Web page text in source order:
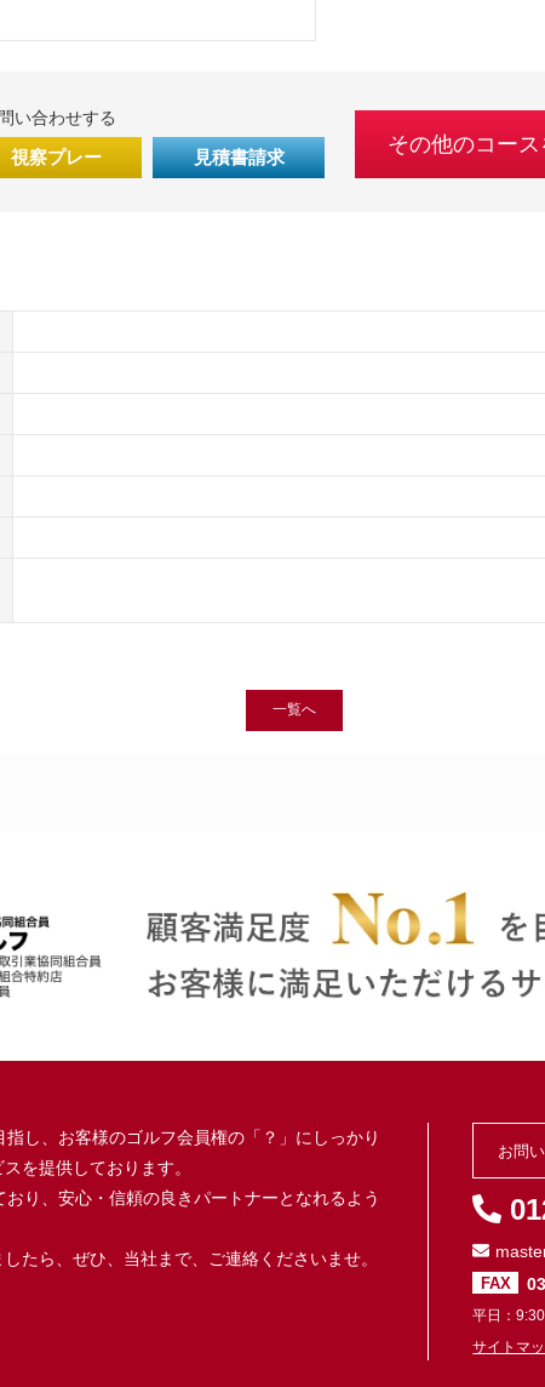
い合わせする
視察プレー 見積書請求
その他のコース
一覧へ
し、お客様のゴルフ会員権の「？」にしっかり
を提供しております。
り、安心・信頼の良きパートナーとなれるよう
たら、ぜひ、当社まで、ご連絡くださいませ。
お問
FAX
平日：
サイトマ